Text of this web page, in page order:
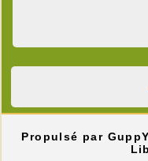
Propulsé par